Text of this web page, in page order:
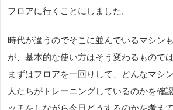
フロアに行くことにしました。
時代が違うのでそこに並んでいるマシン
が、基本的な使い方はそう変わるもので
まずはフロアを一回りして、どんなマシ
人たちがトレーニングしているのかを確